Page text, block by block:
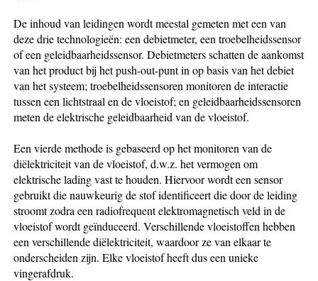
De inhoud van leidingen wordt meestal gemeten met een van
deze drie technologieën: een debietmeter, een troebelheidssensor
of een geleidbaarheidssensor. Debietmeters schatten de aankomst
van het product bij het push-out-punt in op basis van het debiet
van het systeem; troebelheidssensoren monitoren de interactie
tussen een lichtstraal en de vloeistof; en geleidbaarheidssensoren
meten de elektrische geleidbaarheid van de vloeistof.
Een vierde methode is gebaseerd op het monitoren van de
diëlektriciteit van de vloeistof, d.w.z. het vermogen om
elektrische lading vast te houden. Hiervoor wordt een sensor
gebruikt die nauwkeurig de stof identificeert die door de leiding
stroomt zodra een radiofrequent elektromagnetisch veld in de
vloeistof wordt geïnduceerd. Verschillende vloeistoffen hebben
een verschillende diëlektriciteit, waardoor ze van elkaar te
onderscheiden zijn. Elke vloeistof heeft dus een unieke
vingerafdruk.